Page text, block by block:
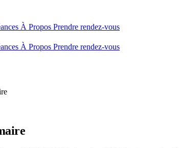
À Propos Prendre rendez-vous
À Propos Prendre rendez-vous